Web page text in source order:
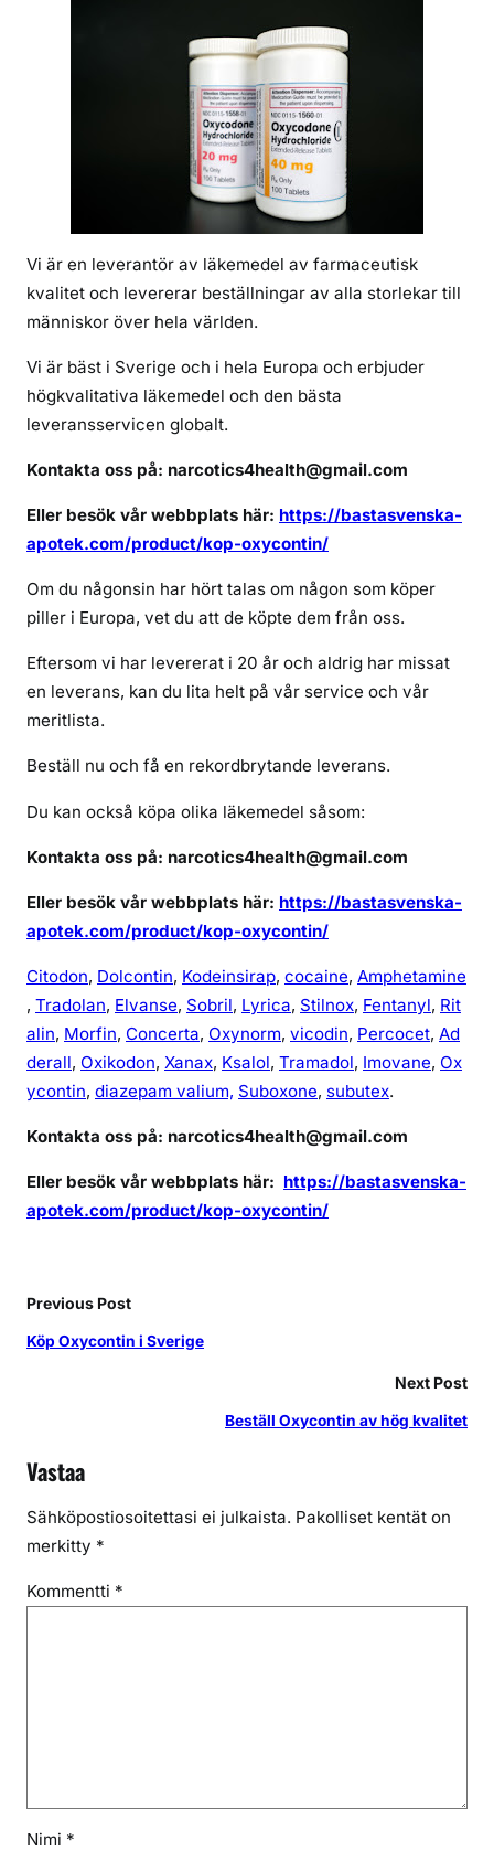
k
e
l
i
K
p
O
c
o
i
n
l
i
e
Vi är en leverantör av läkemedel av farmaceutisk
kvalitet och levererar beställningar av alla storlekar till
människor över hela världen.
Vi är bäst i Sverige och i hela Europa och erbjuder
högkvalitativa läkemedel och den bästa
leveransservicen globalt.
Kontakta oss på: narcotics4health@gmail.com
Eller besök vår webbplats här: https://bastasvenska-
apotek.com/product/kop-oxycontin/
Om du någonsin har hört talas om någon som köper
piller i Europa, vet du att de köpte dem från oss.
Eftersom vi har levererat i 20 år och aldrig har missat
en leverans, kan du lita helt på vår service och vår
meritlista.
Beställ nu och få en rekordbrytande leverans.
Du kan också köpa olika läkemedel såsom:
Kontakta oss på: narcotics4health@gmail.com
Eller besök vår webbplats här: https://bastasvenska-
apotek.com/product/kop-oxycontin/
Citodon, Dolcontin, Kodeinsirap, cocaine, Amphetamine
, Tradolan, Elvanse, Sobril, Lyrica, Stilnox, Fentanyl, Rit
alin, Morfin, Concerta, Oxynorm, vicodin, Percocet, Ad
derall, Oxikodon, Xanax, Ksalol, Tramadol, Imovane, Ox
ycontin, diazepam valium, Suboxone, subutex.
Kontakta oss på: narcotics4health@gmail.com
Eller besök vår webbplats här: https://bastasvenska-
apotek.com/product/kop-oxycontin/
Previous Post
Köp Oxycontin i Sverige
Next Post
Beställ Oxycontin av hög kvalitet
Vastaa
Sähköpostiosoitettasi ei julkaista. Pakolliset kentät on
merkitty *
Kommentti *
Nimi *